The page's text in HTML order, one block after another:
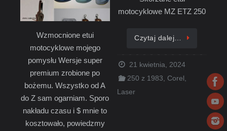
Wzmocnione etui
motocyklowe mojego
pomysłu Wersje super
premium zrobione po
bożemu. Wszystko od A
do Z sam ogarniam. Sporo
nakładu czasu i $ mnie to
kosztowało, powiedzmy
motocyklowe MZ ETZ 250
Czytaj dalej…
21 kwietnia, 2024
250 z 1983
Corel
Laser